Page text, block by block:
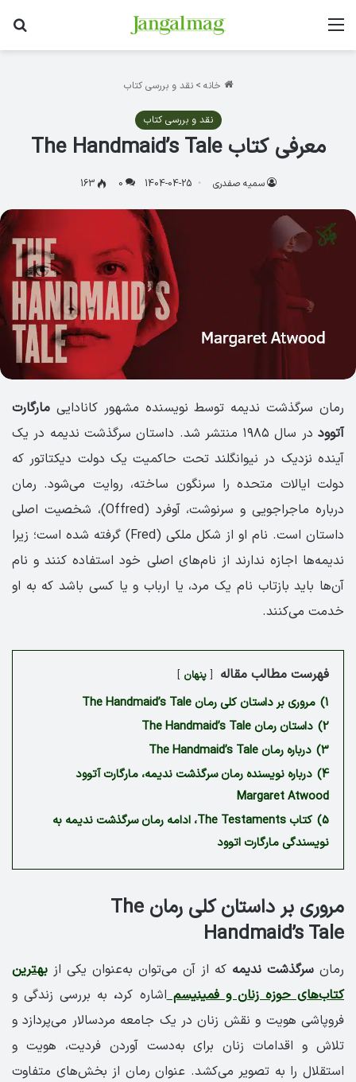
منو
خانه > نقد و بررسی کتاب
نقد و بررسی کتاب
معرفی کتاب The Handmaid’s Tale
سمیه صفدری 1404-04-25
0
163
رمان سرگذشت ندیمه توسط نویسنده مشهور کانادایی مارگارت
آتوود
در سال ۱۹۸۵ منتشر شد. داستان سرگذشت ندیمه در یک
آینده نزدیک در نیوانگلند تحت حاکمیت یک دولت دیکتاتور که
دولت ایالات متحده را سرنگون ساخته، روایت می‌شود. رمان
درباره ماجراجویی و سرنوشت، آوفرد (Offred)، شخصیت اصلی
داستان است. نام او از شکل ملکی (Fred) گرفته شده است؛ زیرا
ندیمه‌ها اجازه ندارند از نام‌های اصلی خود استفاده کنند و نام
آن‌ها باید بازتاب نام یک مرد، یا ارباب و یا کسی باشد که به او
خدمت می‌کنند.
فهرست مطالب مقاله پنهان
1) مروری بر داستان کلی رمان The Handmaid’s Tale
2) داستان رمان The Handmaid’s Tale
3) درباره رمان The Handmaid’s Tale
4) درباره نویسنده رمان سرگذشت ندیمه، مارگارت آتوود
Margaret Atwood
5)
کتاب The Testaments، ادامه رمان سرگذشت ندیمه به
نویسندگی مارگارت اتوود
مروری بر داستان کلی رمان The
Handmaid’s Tale
رمان سرگذشت ندیمه که از آن می‌توان به‌عنوان یکی از بهترین
کتاب‌های حوزه زنان و فمینیسماشاره کرد، به بررسی زندگی و
فروپاشی هویت و نقش زنان در یک جامعه مردسالار می‌پردازد و
تلاش و اقدامات زنان برای به‌دست آوردن فردیت، هویت و
استقلال را به تصویر می‌کشد. عنوان رمان از بخش‌های متفاوت